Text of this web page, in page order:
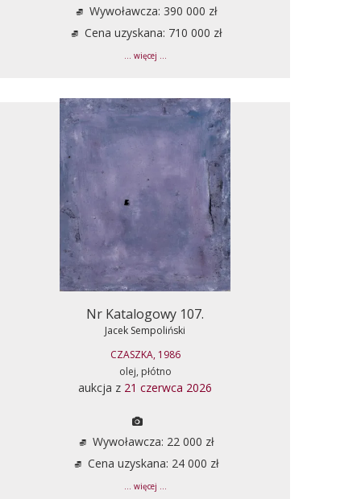
Wywoławcza: 390 000 zł
Cena uzyskana: 710 000 zł
... więcej ...
Nr Katalogowy 107.
Jacek Sempoliński
CZASZKA, 1986
olej, płótno
aukcja z 21 czerwca 2026
Wywoławcza: 22 000 zł
Cena uzyskana: 24 000 zł
... więcej ...